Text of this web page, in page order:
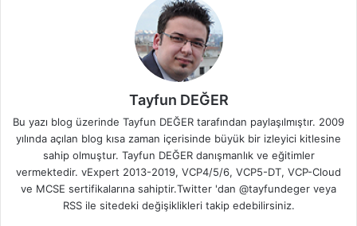
Tayfun DEĞER
Bu yazı blog üzerinde Tayfun DEĞER tarafından paylaşılmıştır. 2009
yılında açılan blog kısa zaman içerisinde büyük bir izleyici kitlesine
sahip olmuştur. Tayfun DEĞER danışmanlık ve eğitimler
vermektedir. vExpert 2013-2019, VCP4/5/6, VCP5-DT, VCP-Cloud
ve MCSE sertifikalarına sahiptir.Twitter 'dan @tayfundeger veya
RSSile sitedeki değişiklikleri takip edebilirsiniz.